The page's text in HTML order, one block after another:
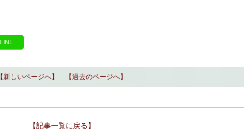
LINE
【新しいページへ】 【過去のページへ】
【記事一覧に戻る】